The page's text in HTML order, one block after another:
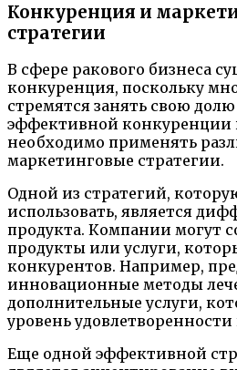
Конкуренция и
стратегии
В сфере ракового бизнеса
конкуренция, поскольку
стремятся занять свою
эффективной конкуренции
необходимо применять
маркетинговые стратегии.
Одной из стратегий,
использовать, является
продукта. Компании могут
продукты или услуги,
конкурентов. Например,
инновационные методы
дополнительные услуги,
уровень
Еще одной эффективной